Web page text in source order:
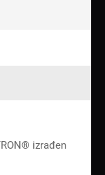
izrađen